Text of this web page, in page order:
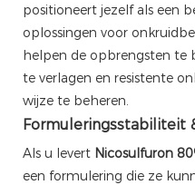
positioneert jezelf als een
oplossingen voor
helpen de opbrengsten te
te verlagen en resistente
wijze te beheren.
Formuleringsstabiliteit
Als u levert Nicosulfuron
een formulering die ze